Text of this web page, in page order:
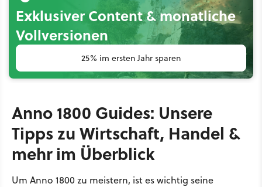
Exklusiver Content & monatliche
Vollversionen
25% im ersten Jahr sparen
Anno 1800 Guides: Unsere
Tipps zu Wirtschaft, Handel &
mehr im Überblick
Um Anno 1800 zu meistern, ist es wichtig seine